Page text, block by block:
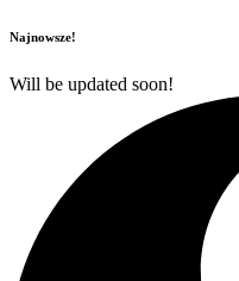
Najnowsze!
Will be updated soon!